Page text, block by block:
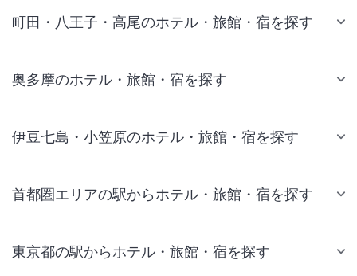
町田・八王子・高尾のホテル・旅館・宿を探す
奥多摩のホテル・旅館・宿を探す
伊豆七島・小笠原のホテル・旅館・宿を探す
首都圏エリアの駅からホテル・旅館・宿を探す
東京都の駅からホテル・旅館・宿を探す